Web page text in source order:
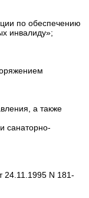
по обеспечению
инвалиду»;
а также
санаторно-
24.11.1995 N 181-